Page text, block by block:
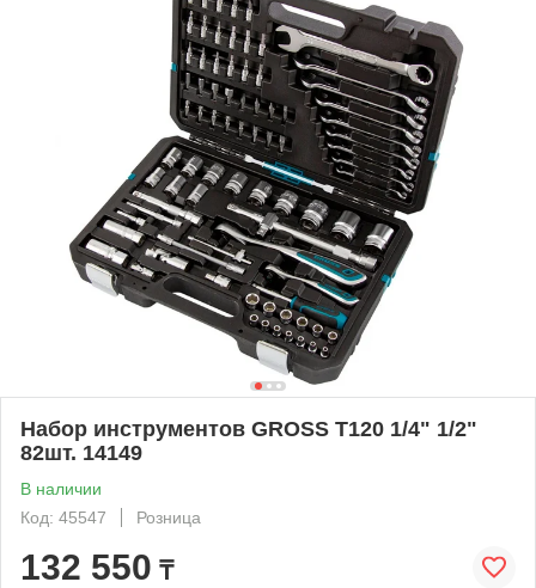
Набор инструментов GROSS T120 1/4" 1/2"
82шт. 14149
В наличии
Код: 45547
Розница
132 550 ₸